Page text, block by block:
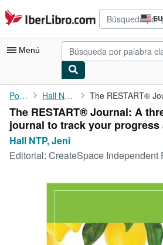
Pasar al contenido principal
IberLibro.com
de
Menú
Mi cuenta
Consultar mis pedidos
Búsqueda avanzada
Colecciones
Comenzar a vender
Portada Hall NTP, Jeni
The RESTART® Journal: A
journal to track your progress
Hall NTP, Jeni
Editorial: CreateSpace Independent